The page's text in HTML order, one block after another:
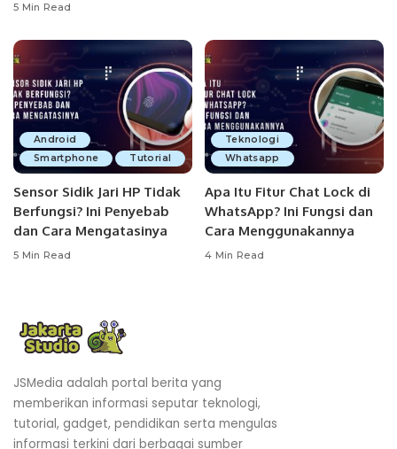
5 Min Read
Android
Smartphone
Tutorial
Sensor Sidik Jari HP Tidak
Berfungsi? Ini Penyebab
dan Cara Mengatasinya
5 Min Read
Teknologi
Whatsapp
Apa Itu Fitur Chat Lock di
WhatsApp? Ini Fungsi dan
Cara Menggunakannya
4 Min Read
JSMedia adalah portal berita yang
memberikan informasi seputar teknologi,
tutorial, gadget, pendidikan serta mengulas
informasi terkini dari berbagai sumber